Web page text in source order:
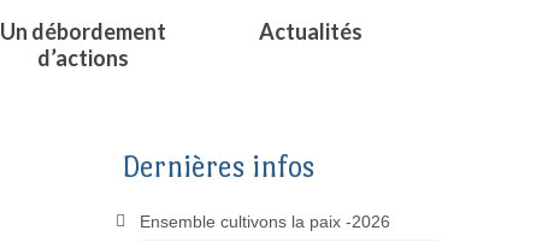
Un débordement
d’actions
Actualités
Dernières infos
Ensemble cultivons la paix -2026